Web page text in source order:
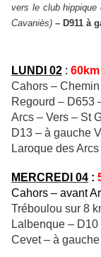
vers le club hippique
Cavaniès) – D911 à
LUNDI 02 : 60km
Cahors –
Regourd – D653
Arcs – Vers – St
D13 – à gauche
Laroque des
MERCREDI 04 :
Cahors – avant
Tréboulou sur 8
Lalbenque –
Cevet – à